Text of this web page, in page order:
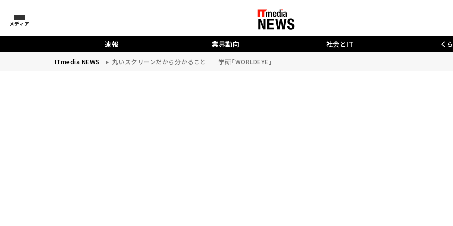
メディア
速報 業界動向 社会とIT く
ITmedia NEWS 丸いスクリーンだから分かること——学研「WORLDEYE」